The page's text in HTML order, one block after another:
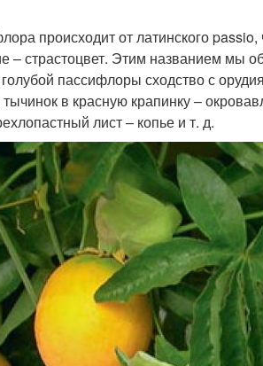
происходит от латинского
– страстоцвет. Этим названием мы
пассифлоры сходство с
тычинок в красную крапинку –
лист – копье и т. д.